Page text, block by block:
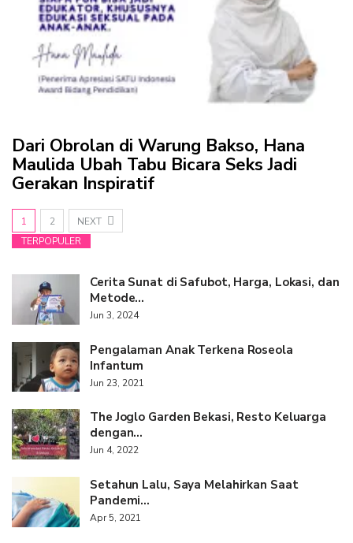
Dari Obrolan di Warung Bakso, Hana
Maulida Ubah Tabu Bicara Seks Jadi
Gerakan Inspiratif
1 2
NEXT
TERPOPULER
Cerita Sunat di Safubot, Harga, Lokasi, dan
Metode…
Jun 3, 2024
Pengalaman Anak Terkena Roseola
Infantum
Jun 23, 2021
The Joglo Garden Bekasi, Resto Keluarga
dengan…
Jun 4, 2022
Setahun Lalu, Saya Melahirkan Saat
Pandemi…
Apr 5, 2021